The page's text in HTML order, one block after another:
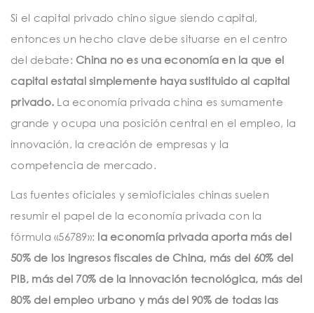
Si el capital privado chino sigue siendo capital,
entonces un hecho clave debe situarse en el centro
del debate: China no es una economía en la que el
capital estatal simplemente haya sustituido al capital
privado. La economía privada china es sumamente
grande y ocupa una posición central en el empleo, la
innovación, la creación de empresas y la
competencia de mercado.
Las fuentes oficiales y semioficiales chinas suelen
resumir el papel de la economía privada con la
fórmula «56789»: la economía privada aporta más del
50% de los ingresos fiscales de China, más del 60% del
PIB, más del 70% de la innovación tecnológica, más del
80% del empleo urbano y más del 90% de todas las